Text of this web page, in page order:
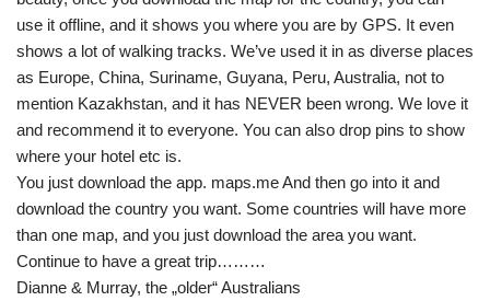
use it offline, and it shows you where you are by GPS. It even
shows a lot of walking tracks. We’ve used it in as diverse places
as Europe, China, Suriname, Guyana, Peru, Australia, not to
mention Kazakhstan, and it has NEVER been wrong. We love it
and recommend it to everyone. You can also drop pins to show
where your hotel etc is.
You just download the app. maps.me And then go into it and
download the country you want. Some countries will have more
than one map, and you just download the area you want.
Continue to have a great trip………
Dianne & Murray, the „older“ Australians